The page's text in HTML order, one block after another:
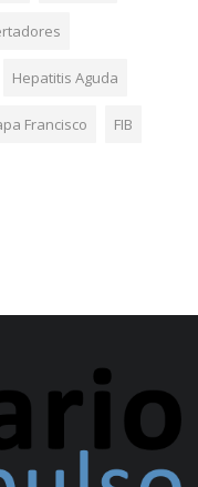
Hepatitis Aguda
Francisco FIB